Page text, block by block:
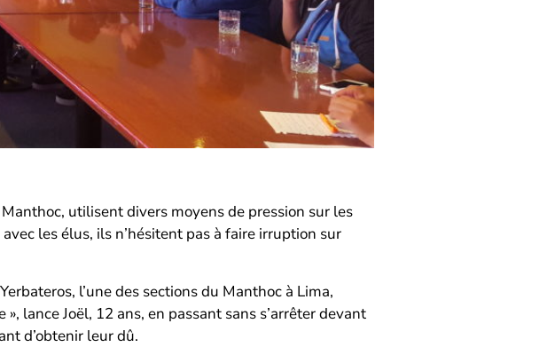
utilisent divers moyens de pression sur les
les élus, ils n’hésitent pas à faire irruption sur
l’une des sections du Manthoc à Lima,
lance Joël, 12 ans, en passant sans s’arrêter devant
d’obtenir leur dû.